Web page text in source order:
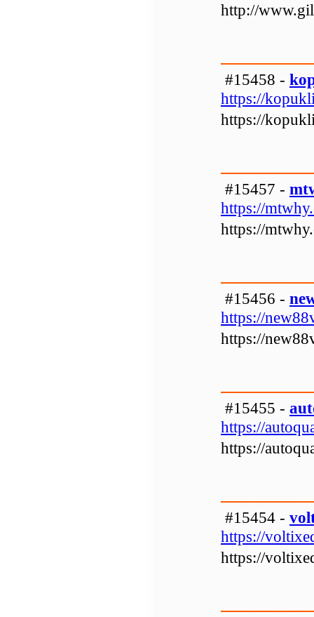
http://
#15458 -
https://
https://
#15457 -
https://
https://
#15456 -
https://
https://
#15455 -
https://
https://
#15454 -
https://
https://